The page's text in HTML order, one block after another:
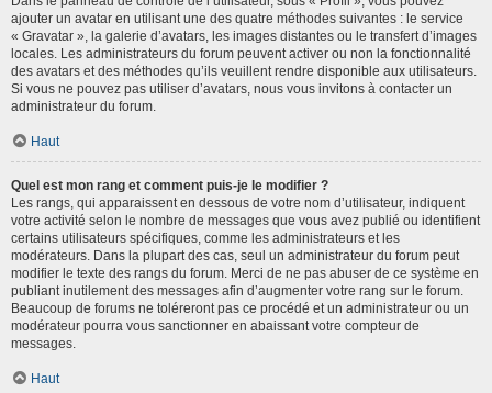
ajouter un avatar en utilisant une des quatre méthodes suivantes : le service
« Gravatar », la galerie d’avatars, les images distantes ou le transfert d’images
locales. Les administrateurs du forum peuvent activer ou non la fonctionnalité
des avatars et des méthodes qu’ils veuillent rendre disponible aux utilisateurs.
Si vous ne pouvez pas utiliser d’avatars, nous vous invitons à contacter un
administrateur du forum.
Haut
Quel est mon rang et comment puis-je le modifier ?
Les rangs, qui apparaissent en dessous de votre nom d’utilisateur, indiquent
votre activité selon le nombre de messages que vous avez publié ou identifient
certains utilisateurs spécifiques, comme les administrateurs et les
modérateurs. Dans la plupart des cas, seul un administrateur du forum peut
modifier le texte des rangs du forum. Merci de ne pas abuser de ce système en
publiant inutilement des messages afin d’augmenter votre rang sur le forum.
Beaucoup de forums ne toléreront pas ce procédé et un administrateur ou un
modérateur pourra vous sanctionner en abaissant votre compteur de
messages.
Haut